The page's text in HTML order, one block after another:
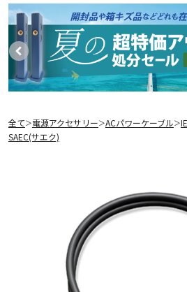
全て＞電源アクセサリー＞ACパワーケーブル＞
SAEC(サエク)